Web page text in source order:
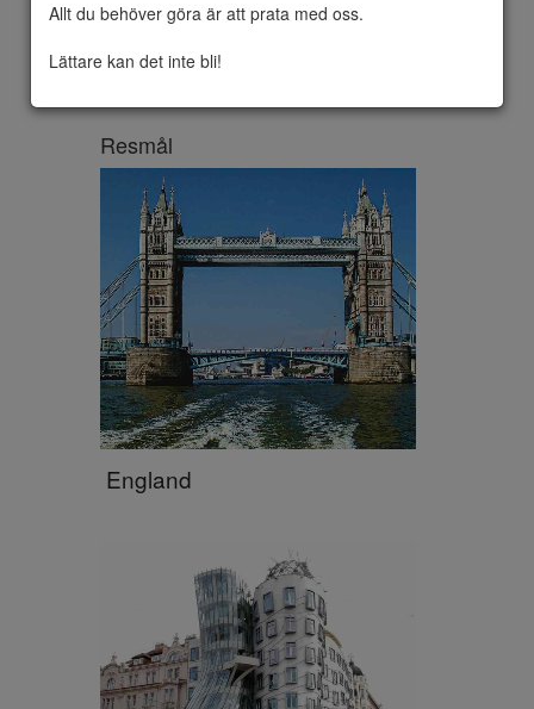
Allt du behöver göra är att prata med oss.
Lättare kan det inte bli!
upplevelse.
Resmål
England